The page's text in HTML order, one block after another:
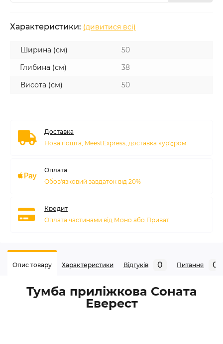
Характеристики: (дивитися всі)
Ширина (см)
50
Глибина (см)
38
Висота (см)
50
Доставка
Нова пошта, MeestExpress, доставка кур'єром
Оплата
Обов'язковий завдаток від 20%
Кредит
Оплата частинами від Моно або Приват
Опис товару Характеристики Відгуків 0 Питання 0
Тумба приліжкова Соната
Еверест